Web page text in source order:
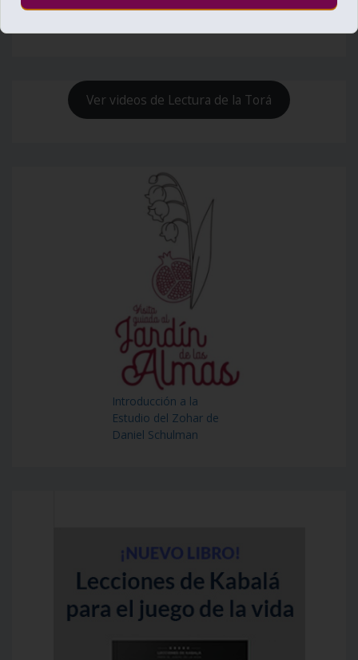
Ver videos de Lectura de la Torá
Introducción a la
Estudio del Zohar de
Daniel Schulman